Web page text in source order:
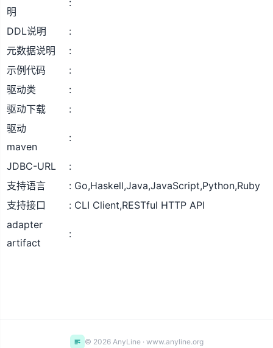
明
DDL说明
元数据说明
示例代码
驱动类
驱动下载
驱动
maven
JDBC-URL
支持语言
Go,Haskell,Java,JavaScript,Python,Ruby
支持接口
CLI Client,RESTful HTTP API
adapter
artifact
© 2026 AnyLine · www.anyline.org